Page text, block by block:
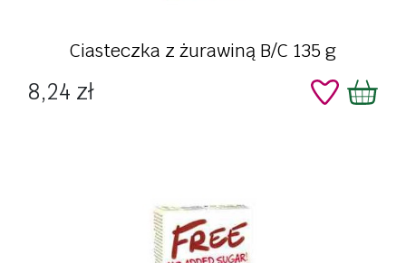
Ciasteczka z żurawiną B/C 135 g
Cena
8,24 zł